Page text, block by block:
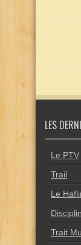
LES
Le PTV
Trail
Le
Trait